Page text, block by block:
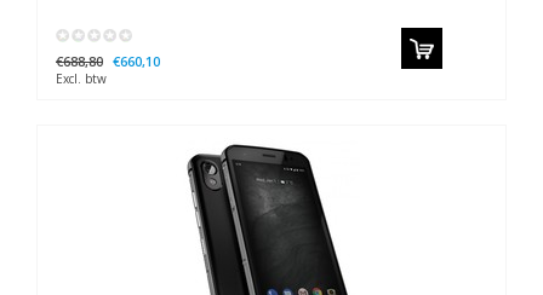
€688,80 €660,10
Excl. btw